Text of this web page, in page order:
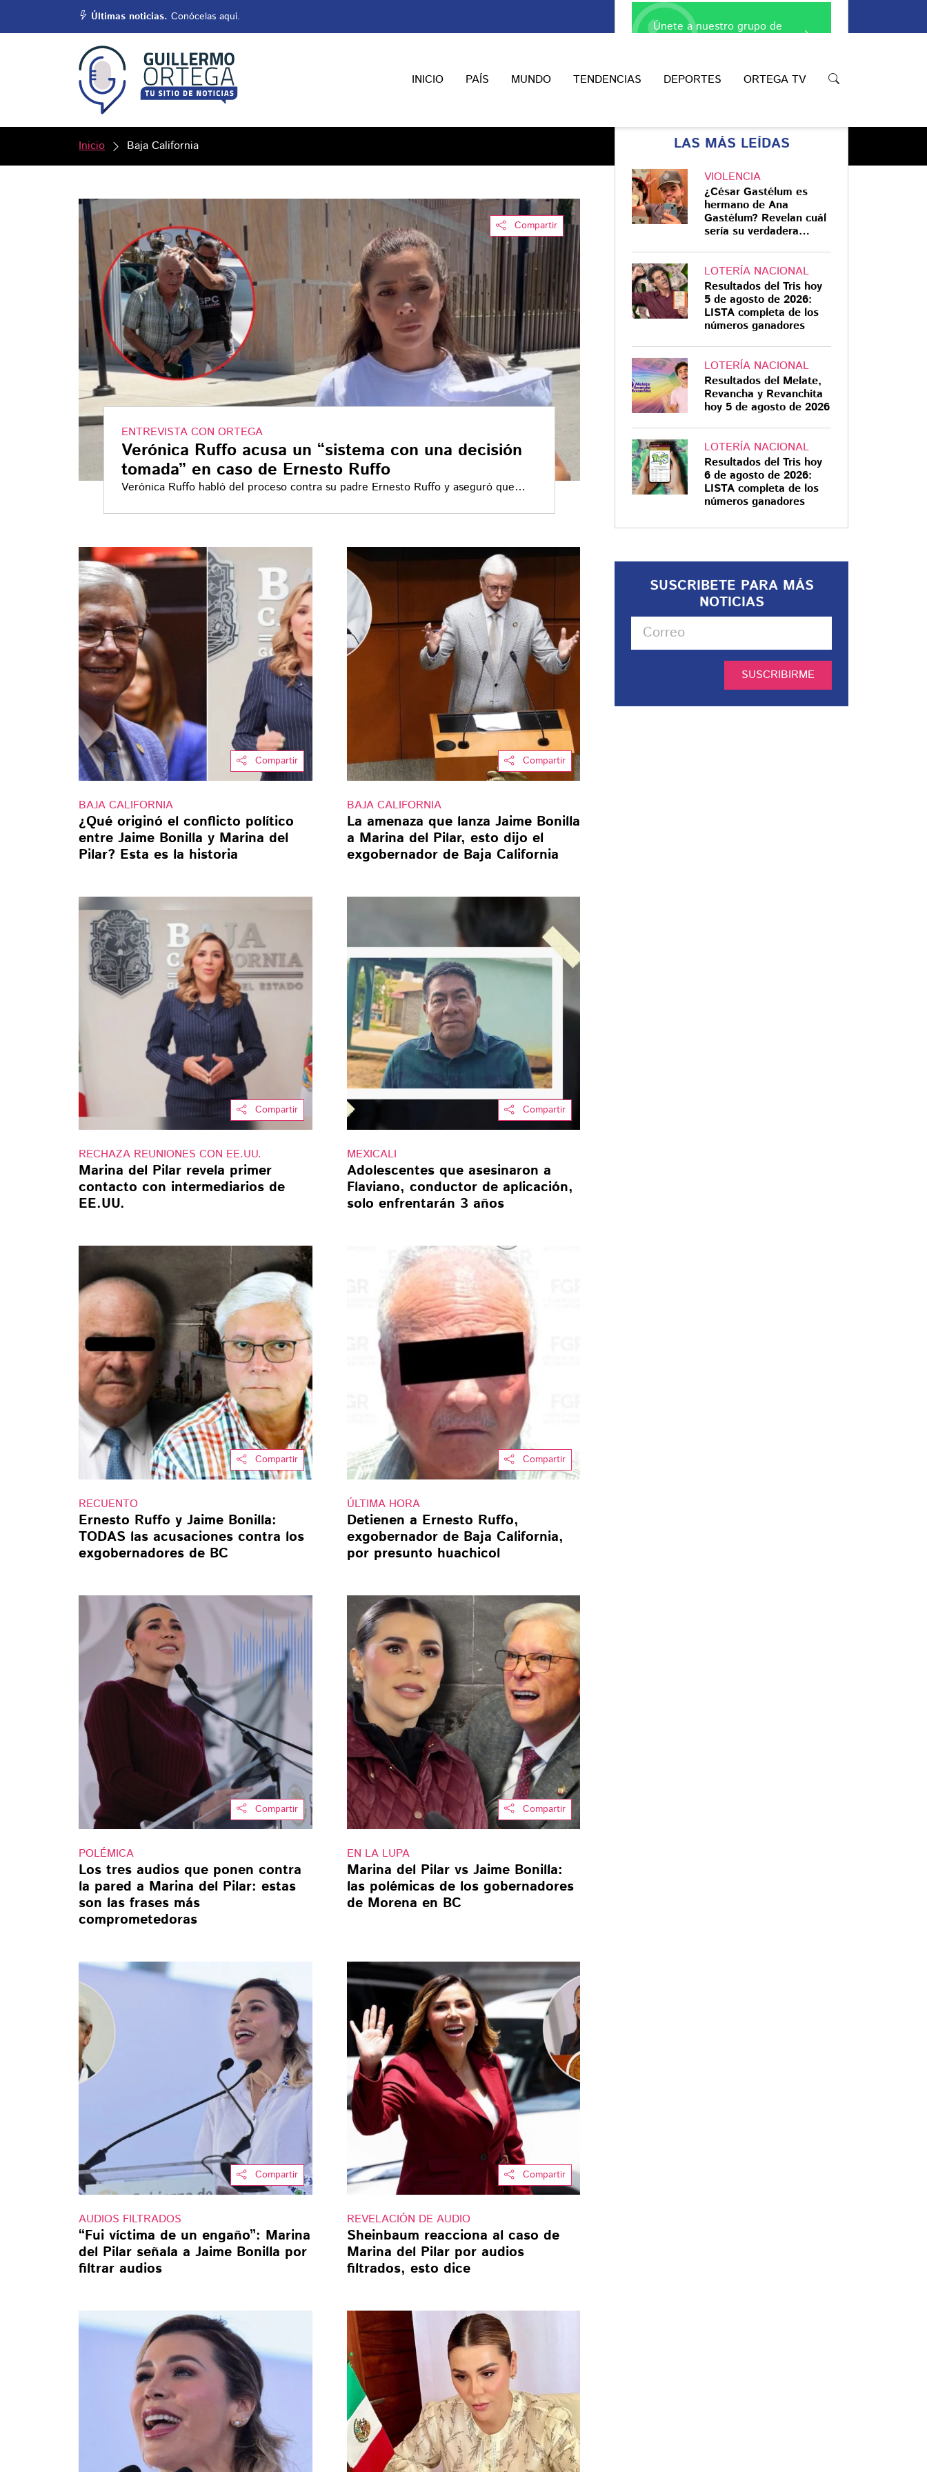
Últimas noticias. Conócelas aquí.
INICIO PAÍS MUNDO TENDENCIAS DEPORTES ORTEGA TV
Inicio Baja California
Compartir
ENTREVISTA CON ORTEGA
Verónica Ruffo acusa un “sistema con una decisión
tomada” en caso de Ernesto Ruffo
Verónica Ruffo habló del proceso contra su padre Ernesto Ruffo y aseguró que
Compartir
BAJA CALIFORNIA
¿Qué hay detrás del
pleito entre Marina
del Pilar Ávila y Jaime
Bonilla? Un contrato
millonario es la clave
Marina del Pilar habló sobre el
conflicto con Jaime Bonilla y el
Compartir
BAJA CALIFORNIA
¿Qué originó el conflicto político
entre Jaime Bonilla y Marina del
Pilar? Esta es la historia
Compartir
BAJA CALIFORNIA
La amenaza que lanza Jaime Bonilla
a Marina del Pilar, esto dijo el
exgobernador de Baja California
Compartir
RECHAZA REUNIONES CON EE.UU.
Marina del Pilar revela primer
contacto con intermediarios de
EE.UU.
Compartir
MEXICALI
Adolescentes que asesinaron a
Flaviano, conductor de aplicación,
solo enfrentarán 3 años
Compartir
RECUENTO
Ernesto Ruffo y Jaime Bonilla:
TODAS las acusaciones contra los
exgobernadores de BC
Compartir
ÚLTIMA HORA
Detienen a Ernesto Ruffo,
exgobernador de Baja California,
por presunto huachicol
Compartir
POLÉMICA
Los tres audios que ponen contra
la pared a Marina del Pilar: estas
son las frases más
comprometedoras
Compartir
EN LA LUPA
Marina del Pilar vs Jaime Bonilla:
las polémicas de los gobernadores
de Morena en BC
Compartir
AUDIOS FILTRADOS
“Fui víctima de un engaño”: Marina
del Pilar señala a Jaime Bonilla por
filtrar audios
Compartir
REVELACIÓN DE AUDIO
Sheinbaum reacciona al caso de
Marina del Pilar por audios
filtrados, esto dice
Únete a nuestro grupo de
LAS MÁS LEÍDAS
VIOLENCIA
¿César Gastélum es
hermano de Ana
Gastélum? Revelan cuál
sería su verdadera
LOTERÍA NACIONAL
Resultados del Tris hoy
5 de agosto de 2026:
LISTA completa de los
números ganadores
LOTERÍA NACIONAL
Resultados del Melate,
Revancha y Revanchita
hoy 5 de agosto de 2026
LOTERÍA NACIONAL
Resultados del Tris hoy
6 de agosto de 2026:
LISTA completa de los
números ganadores
SUSCRIBETE PARA MÁS
NOTICIAS
SUSCRIBIRME